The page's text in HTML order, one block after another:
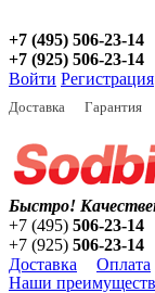
+7 (495) 506-23-14
+7 (925) 506-23-14
Войти Регистрация
Доставка Гарантия
Быстро!
+7 (495) 506-23-14
+7 (925) 506-23-14
Доставка
Оплата
Наши